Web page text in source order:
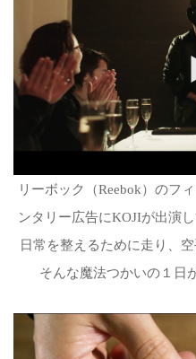
リーボック（Reebok）のフ
ンタリー広告にKOJIが出演
日常を整えるために走り、
そんな魔法つかいの１日